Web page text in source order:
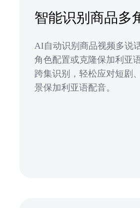
智能识别商品多
AI自动识别商品视频多说
角色配置或克隆保加利亚
跨集识别，轻松应对短剧
景保加利亚语配音。